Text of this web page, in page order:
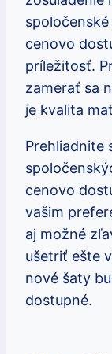
cenovo
príležitosť.
zamerať sa
je kvalita
Prehliadnite
cenovo
vašim
aj možné
ušetriť ešte
nové šaty
dostupné.